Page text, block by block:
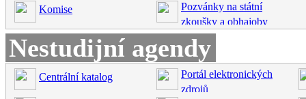
Komise
Pozvánky na státní
zkoušky a obhajoby
Nestudijní agendy
Centrální katalog
Portál elektronických
zdrojů